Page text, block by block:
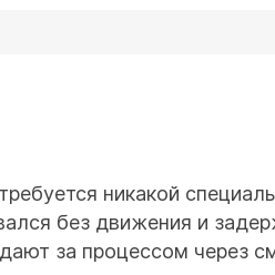
никакой
без движения и
за процессом через